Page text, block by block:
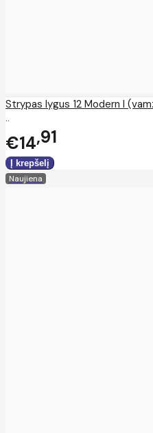
Strypas lygus 12 Modern I
..
€14 91
Naujiena